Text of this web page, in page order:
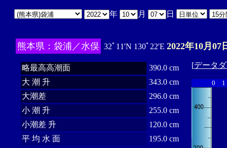
年 月 日
熊本県：袋浦／水俣 32ﾟ11'N 130ﾟ22'E 2022年10月07
略最高高潮面
390.0 cm
大 潮 升
343.0 cm
大潮差
296.0 cm
小 潮 升
255.0 cm
小潮差 升
120.0 cm
平 均 水 面
195.0 cm
[データ
0 1